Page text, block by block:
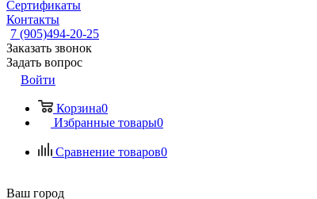
Сертификаты
Контакты
7 (905)494-20-25
Заказать звонок
Задать вопрос
Войти
Корзина0
Избранные товары0
Сравнение товаров0
Ваш город